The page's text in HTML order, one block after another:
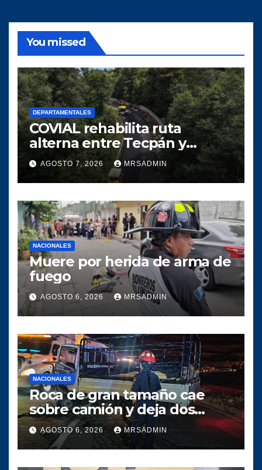
You missed
DEPARTAMENTALES
COVIAL rehabilita ruta
alterna entre Tecpán y
Quiché para optimizar la
circulación vial
AGOSTO 7, 2026 MRSADMIN
NACIONALES
Muere por herida de arma de
fuego
AGOSTO 6, 2026 MRSADMIN
NACIONALES
Roca de gran tamaño cae
sobre camión y deja dos
heridos en ruta al Atlántico
AGOSTO 6, 2026 MRSADMIN